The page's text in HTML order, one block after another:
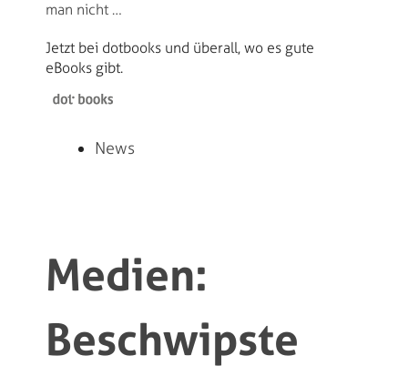
man nicht …
Jetzt bei dotbooks und überall, wo es gute
eBooks gibt.
News
Medien:
Beschwipste